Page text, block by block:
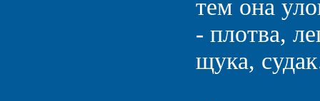
тем она
- плотва,
щука,